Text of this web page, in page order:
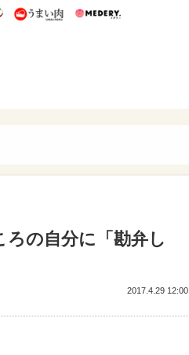
うまいパン うまい肉
ろの自分に「勘弁し
2017.4.29 12:00